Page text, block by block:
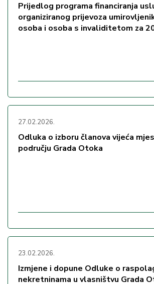
Prijedlog programa financiranja
organiziranog prijevoza
osoba i osoba s invaliditetom za
27.02.2026.
Odluka o izboru članova vijeća
području Grada Otoka
23.02.2026.
Izmjene i dopune Odluke o
nekretninama u vlasništvu Grada